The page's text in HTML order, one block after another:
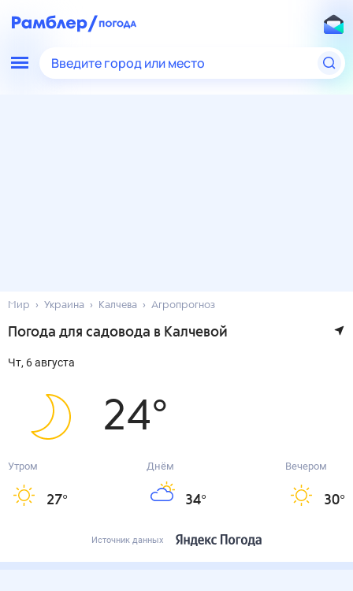
Введите город или место
Мир Украина Калчева Агропрогноз
Погода для садовода в Калчевой
чт, 6 августа
24°
Утром
27°
Днём
34°
Вечером
30°
Источник данных